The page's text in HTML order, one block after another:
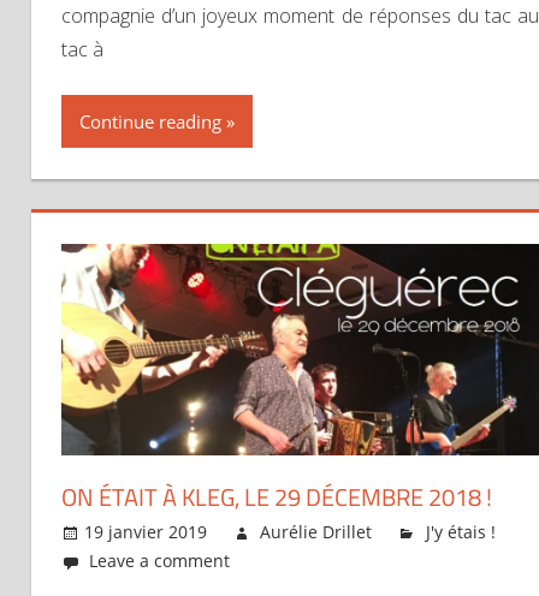
compagnie d’un joyeux moment de réponses du tac au
tac à
Continue reading
ON ÉTAIT À KLEG, LE 29 DÉCEMBRE 2018 !
19 janvier 2019 Aurélie Drillet
J'y étais !
Leave a comment